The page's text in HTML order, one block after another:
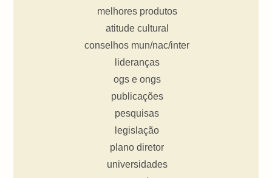
melhores produtos
atitude cultural
conselhos mun/nac/inter
lideranças
ogs e ongs
publicações
pesquisas
legislação
plano diretor
universidades